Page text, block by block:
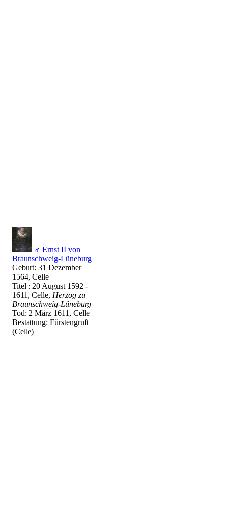
♂ Ernst II von
Braunschweig-Lüneburg
Geburt: 31 Dezember
1564, Celle
Titel : 20 August 1592 -
1611, Celle, Herzog zu
Braunschweig-Lüneburg
Tod: 2 März 1611, Celle
Bestattung: Fürstengruft
(Celle)